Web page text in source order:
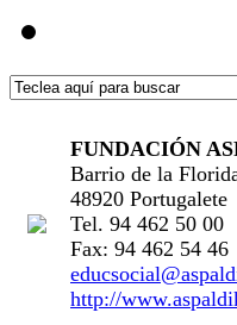
FUNDACIÓN
Barrio de la
48920 Portugalete
Tel. 94 462 50 00
Fax: 94 462 54 46
http://